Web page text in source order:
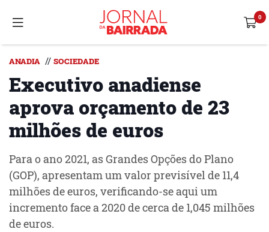
ANADIA // SOCIEDADE
Executivo anadiense
aprova orçamento de 23
milhões de euros
Para o ano 2021, as Grandes Opções do Plano
(GOP), apresentam um valor previsível de 11,4
milhões de euros, verificando-se aqui um
incremento face a 2020 de cerca de 1,045 milhões
de euros.